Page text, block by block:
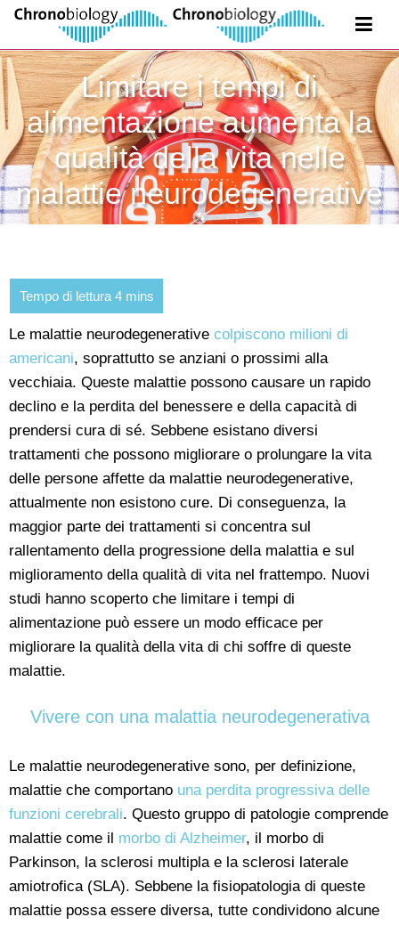
Limitare i tempi di
alimentazione aumenta la
qualità della vita nelle
malattie neurodegenerative
Le malattie neurodegenerative colpiscono milioni di
americani, soprattutto se anziani o prossimi alla
vecchiaia. Queste malattie possono causare un rapido
declino e la perdita del benessere e della capacità di
prendersi cura di sé. Sebbene esistano diversi
trattamenti che possono migliorare o prolungare la vita
delle persone affette da malattie neurodegenerative,
attualmente non esistono cure. Di conseguenza, la
maggior parte dei trattamenti si concentra sul
rallentamento della progressione della malattia e sul
miglioramento della qualità di vita nel frattempo. Nuovi
studi hanno scoperto che limitare i tempi di
alimentazione può essere un modo efficace per
migliorare la qualità della vita di chi soffre di queste
malattie.
Vivere con una malattia neurodegenerativa
Le malattie neurodegenerative sono, per definizione,
malattie che comportano una perdita progressiva delle
funzioni cerebrali. Questo gruppo di patologie comprende
malattie come il morbo di Alzheimer, il morbo di
Parkinson, la sclerosi multipla e la sclerosi laterale
amiotrofica (SLA). Sebbene la fisiopatologia di queste
malattie possa essere diversa, tutte condividono alcune